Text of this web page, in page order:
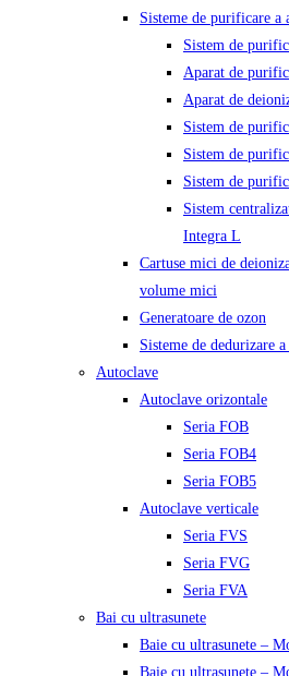
Sisteme de purificare a
Sistem de
Aparat de
Aparat de
Sistem de
Sistem de
Sistem de
Sistem
Integra L
Cartuse mici de
volume mici
Generatoare de ozon
Sisteme de dedurizare a
Autoclave
Autoclave orizontale
Seria FOB
Seria FOB4
Seria FOB5
Autoclave verticale
Seria FVS
Seria FVG
Seria FVA
Bai cu ultrasunete
Baie cu ultrasunete –
Baie cu ultrasunete –